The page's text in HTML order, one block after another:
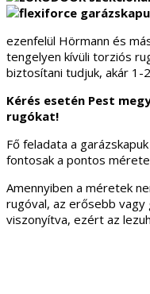
ezenfelül Hörmann és
tengelyen kívüli torziós
biztosítani tudjuk, akár 1-
Kérés esetén Pest
rugókat!
Fő feladata a
fontosak a pontos
Amennyiben a méretek
rugóval, az erősebb vagy
viszonyítva, ezért az